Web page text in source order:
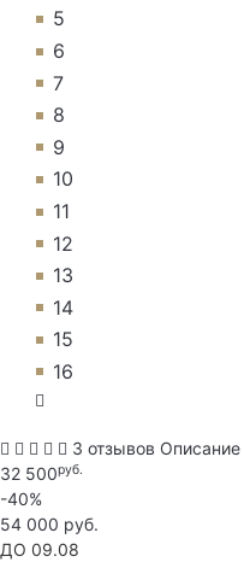
5
6
7
8
9
10
11
12
13
14
15
16
3 отзывов Описание
32 500руб.
-40%
54 000 руб.
ДО 09.08